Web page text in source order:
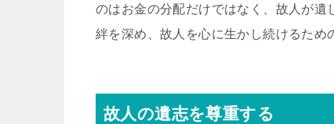
のはお金の分配だけではなく、故人が
絆を深め、故人を心に生かし続けるため
故人の遺志を尊重する